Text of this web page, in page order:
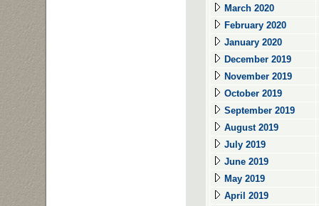
March 2020
February 2020
January 2020
December 2019
November 2019
October 2019
September 2019
August 2019
July 2019
June 2019
May 2019
April 2019